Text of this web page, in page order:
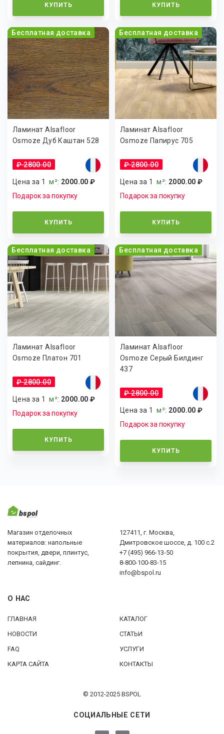
КУПИТЬ КУПИТЬ
Бесплатная доставка
Ламинат Alsafloor
Osmoze Дуб Каштан 528
₽ 2800.00
Цена за 1м²: 2000.00 ₽
Подарок за покупку
КУПИТЬ
Бесплатная доставка
Ламинат Alsafloor
Osmoze Папирус 705
₽ 2800.00
Цена за 1м²: 2000.00 ₽
Подарок за покупку
КУПИТЬ
Бесплатная доставка
Ламинат Alsafloor
Osmoze Платон 701
₽ 2800.00
Цена за 1м²: 2000.00 ₽
Подарок за покупку
КУПИТЬ
Бесплатная доставка
Ламинат Alsafloor
Osmoze Серый Билдинг
437
₽ 2800.00
Цена за 1м²: 2000.00 ₽
Подарок за покупку
КУПИТЬ
Магазин отделочных
материалов: напольные
покрытия, двери, плинтус,
лепнина, сайдинг.
127411, г. Москва,
Дмитровское шоссе, д. 100 с.2
+7 (495) 966-13-50
8-800-100-83-15
info@bspol.ru
О НАС
ГЛАВНАЯ
КАТАЛОГ
НОВОСТИ
СТАТЬИ
FAQ
УСЛУГИ
КАРТА САЙТА
КОНТАКТЫ
© 2012-2025 BSPOL
СОЦИАЛЬНЫЕ СЕТИ